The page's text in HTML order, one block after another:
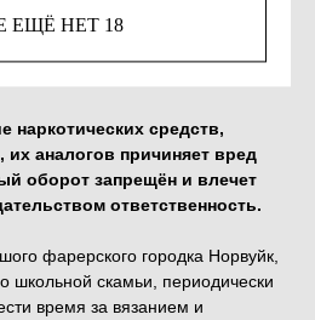
ЕЩЁ НЕТ 18
наркотических средств,
аналогов причиняет вред
оборот запрещён и влечет
ответственность.
фарерского городка Норвуйк,
школьной скамьи, периодически
время за вязанием и